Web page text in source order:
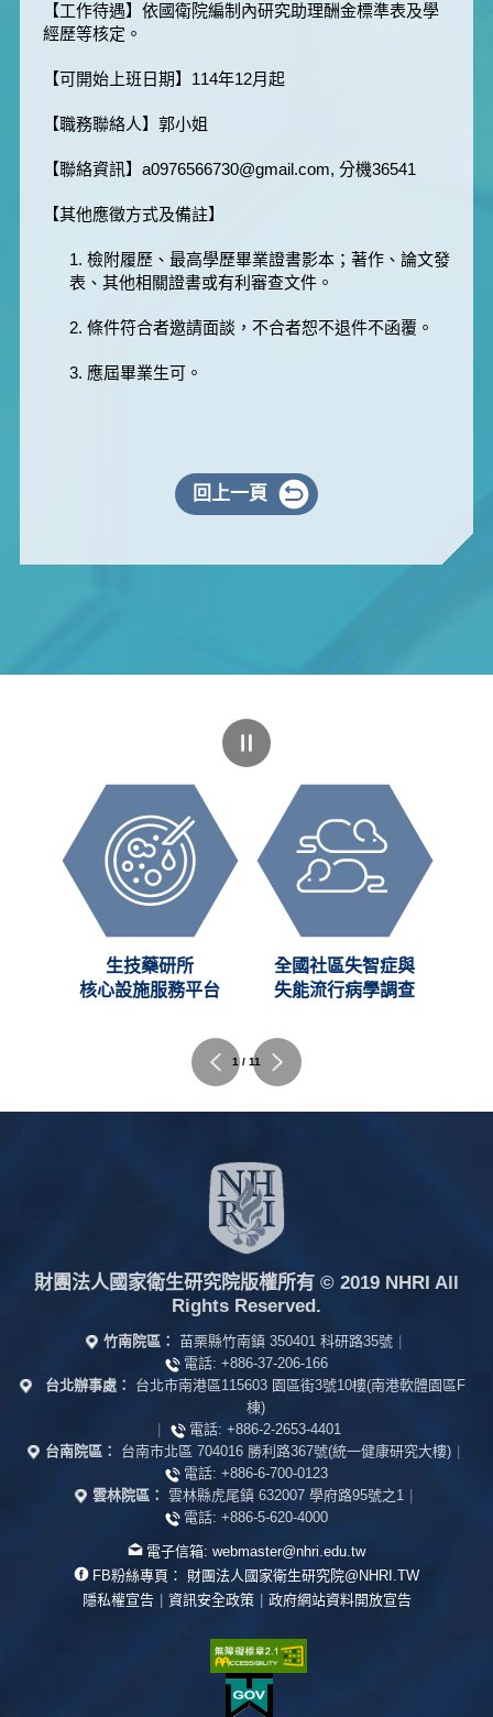
【工作待遇】依國衛院編制內研究助理酬金標準表及學
經歷等核定。
【可開始上班日期】114年12月起
【職務聯絡人】郭小姐
【聯絡資訊】a0976566730@gmail.com, 分機36541
【其他應徵方式及備註】
1. 檢附履歷、最高學歷畢業證書影本；著作、論文發
表、其他相關證書或有利審查文件。
2. 條件符合者邀請面談，不合者恕不退件不函覆。
3. 應屆畢業生可。
回上一頁
生技藥研所
核心設施服務平台
全國社區失智症與
失能流行病學調查
2 / 11
財團法人國家衛生研究院版權所有 © 2019 NHRI All
Rights Reserved.
竹南院區： 苗栗縣竹南鎮 350401 科研路35號 |
電話: +886-37-206-166
台北辦事處：
台北市南港區115603 園區街3號10樓(南港軟體園區F
棟)
|
電話: +886-2-2653-4401
台南院區：
台南市北區 704016 勝利路367號(統一健康研究大樓) |
電話: +886-6-700-0123
雲林院區： 雲林縣虎尾鎮 632007 學府路95號之1 |
電話: +886-5-620-4000
電子信箱: webmaster@nhri.edu.tw
FB粉絲專頁：
財團法人國家衛生研究院@NHRI.TW
隱私權宣告 | 資訊安全政策 | 政府網站資料開放宣告